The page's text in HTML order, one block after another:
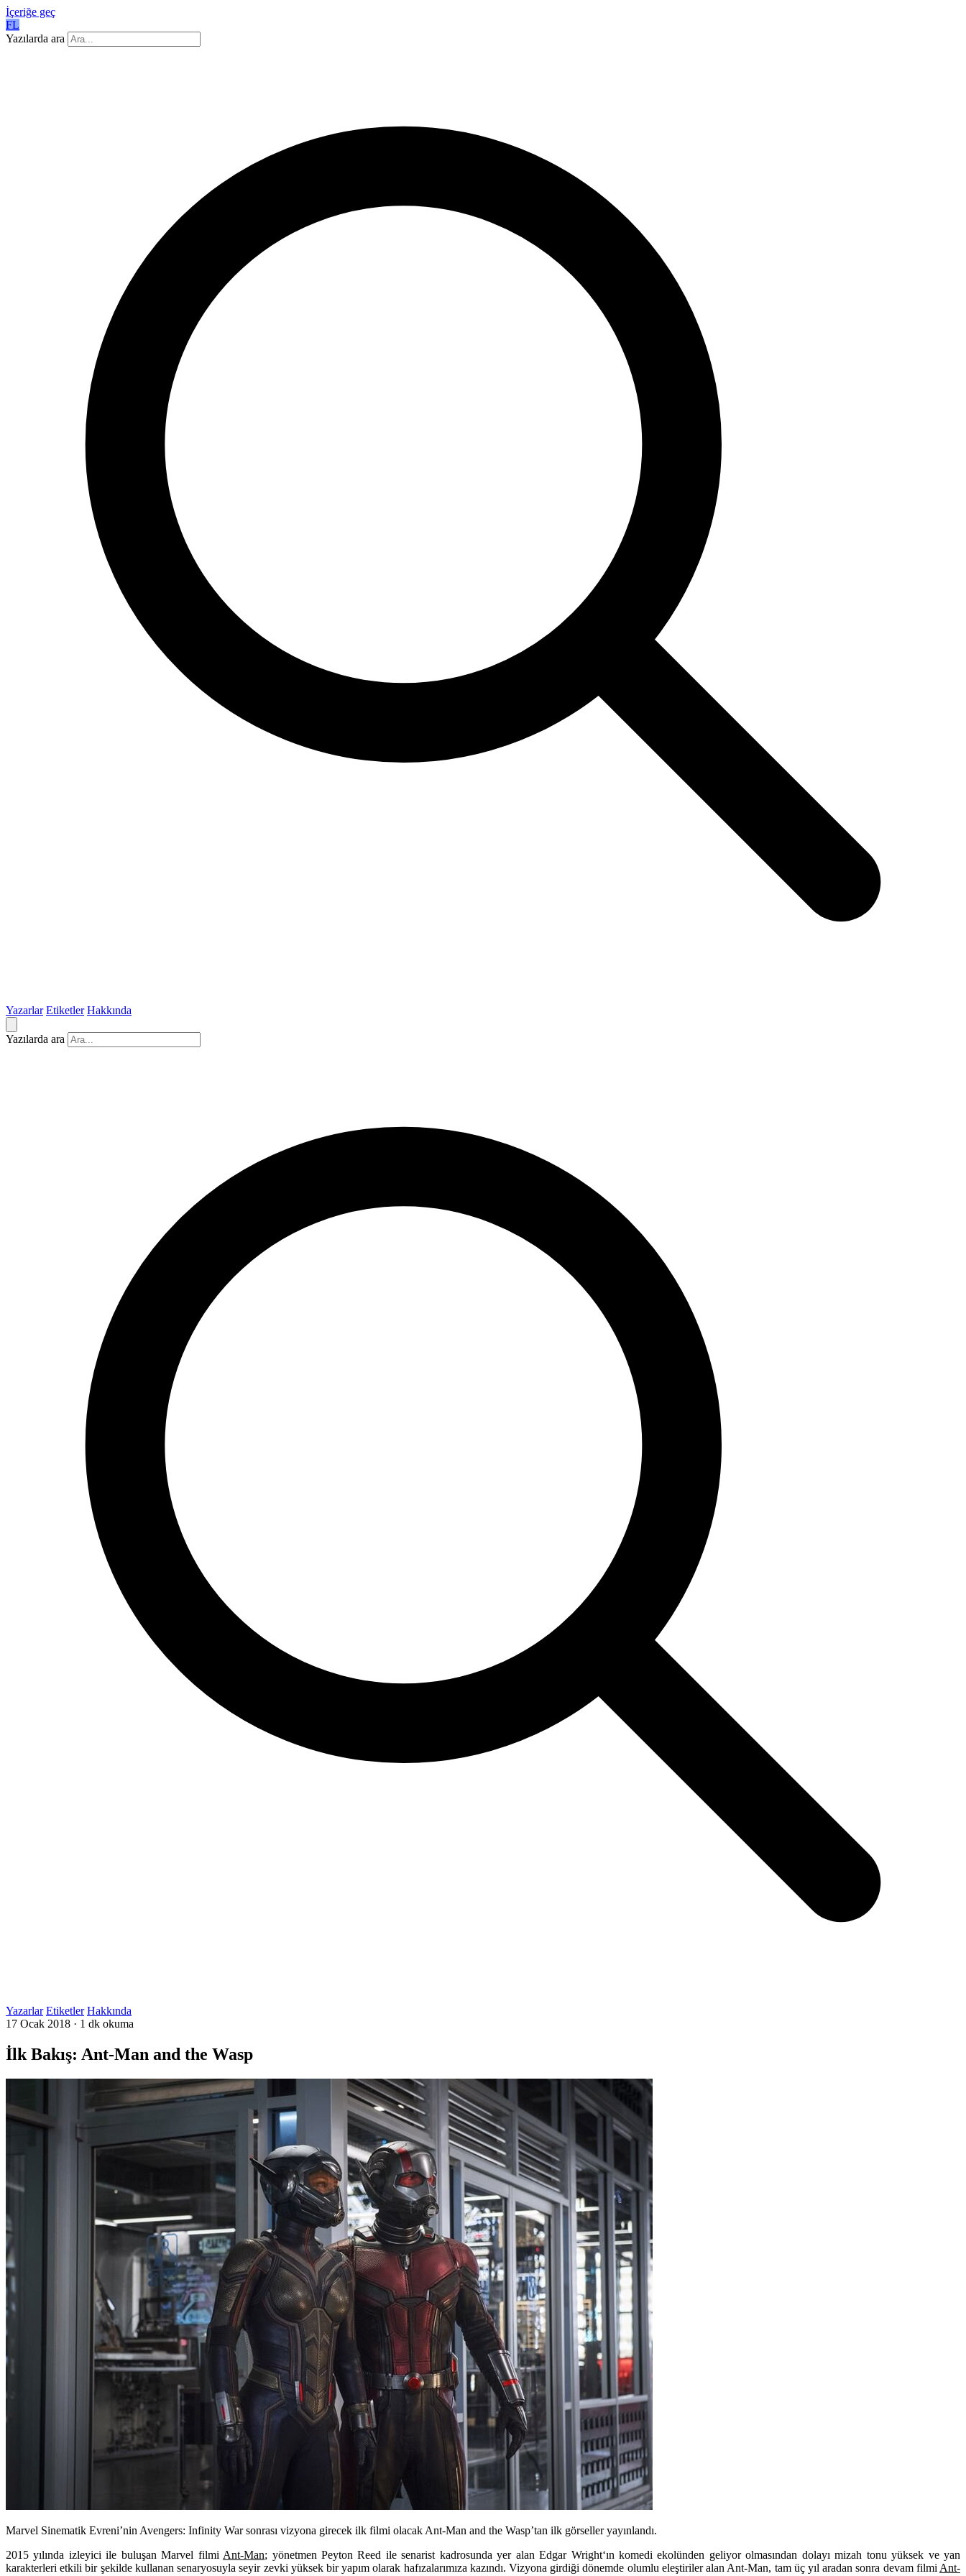
İçeriğe geç
FL
Yazılarda ara
Yazarlar Etiketler Hakkında
Yazılarda ara
Yazarlar Etiketler Hakkında
17 Ocak 2018 · 1 dk okuma
İlk Bakış: Ant-Man and the Wasp
Marvel Sinematik Evreni’nin Avengers: Infinity War sonrası vizyona girecek ilk filmi olacak Ant-Man and the Wasp’tan ilk görseller yayınlandı.
2015 yılında izleyici ile buluşan Marvel filmi Ant-Man; yönetmen Peyton Reed ile senarist kadrosunda yer alan Edgar Wright‘ın komedi ekolünden geliyor olmasından dolayı mizah tonu yüksek ve yan
karakterleri etkili bir şekilde kullanan senaryosuyla seyir zevki yüksek bir yapım olarak hafızalarımıza kazındı. Vizyona girdiği dönemde olumlu eleştiriler alan Ant-Man, tam üç yıl aradan sonra devam filmi Ant-